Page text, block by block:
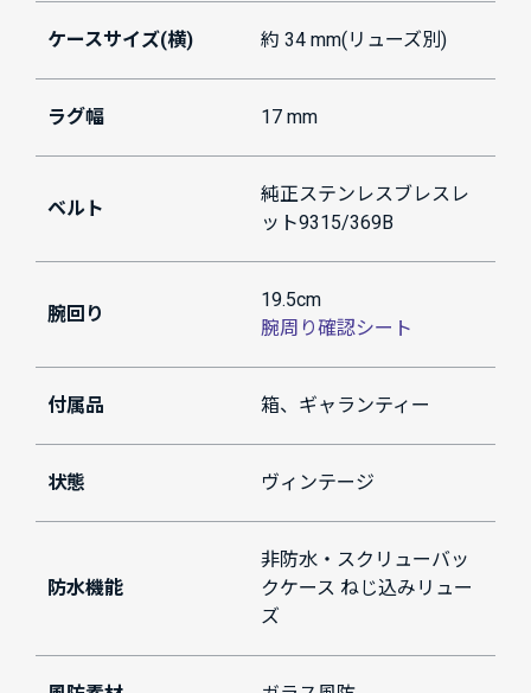
ケースサイズ(横) 約 34 mm(リューズ別)
ラグ幅 17 mm
ベルト
純正ステンレスブレスレ
ット9315/369B
腕回り
19.5cm
腕周り確認シート
付属品 箱、ギャランティー
状態 ヴィンテージ
防水機能
非防水・スクリューバッ
クケース ねじ込みリュー
ズ